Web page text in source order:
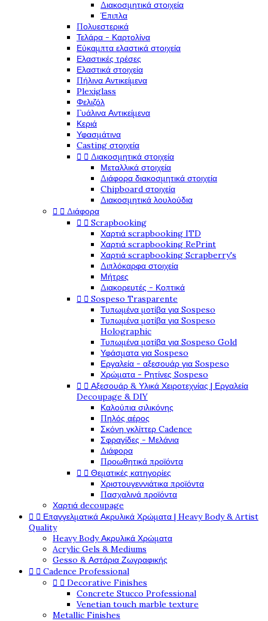
Διακοσμητικά στοιχεία
Έπιπλα
Πολυεστερικά
Τελάρα - Καρτολίνα
Εύκαμπτα ελαστικά στοιχεία
Ελαστικές τρέσες
Ελαστικά στοιχεία
Πήλινα Αντικείμενα
Plexiglass
Φελιζόλ
Γυάλινα Αντικείμενα
Κεριά
Υφασμάτινα
Casting στοιχεία
  Διακοσμητικά στοιχεία
Μεταλλικά στοιχεία
Διάφορα διακοσμητικά στοιχεία
Chipboard στοιχεία
Διακοσμητικά λουλούδια
  Διάφορα
  Scrapbooking
Χαρτιά scrapbooking ITD
Χαρτιά scrapbooking RePrint
Χαρτιά scrapbooking Scrapberry's
Διπλόκαρφα στοιχεία
Μήτρες
Διακορευτές - Κοπτικά
  Sospeso Trasparente
Τυπωμένα μοτίβα για Sospeso
Τυπωμένα μοτίβα για Sospeso
Holographic
Τυπωμένα μοτίβα για Sospeso Gold
Υφάσματα για Sospeso
Εργαλεία - αξεσουάρ για Sospeso
Χρώματα - Ρητίνες Sospeso
  Αξεσουάρ & Υλικά Χειροτεχνίας | Εργαλεία
Decoupage & DIY
Καλούπια σιλικόνης
Πηλός αέρος
Σκόνη γκλίττερ Cadence
Σφραγίδες - Μελάνια
Διάφορα
Προωθητικά προϊόντα
  Θεματικές κατηγορίες
Χριστουγεννιάτικα προϊόντα
Πασχαλινά προϊόντα
Χαρτιά decoupage
  Επαγγελματικά Ακρυλικά Χρώματα | Heavy Body & Artist
Quality
Heavy Body Ακρυλικά Χρώματα
Acrylic Gels & Mediums
Gesso & Αστάρια Ζωγραφικής
  Cadence Professional
  Decorative Finishes
Concrete Stucco Professional
Venetian touch marble texture
Metallic Finishes